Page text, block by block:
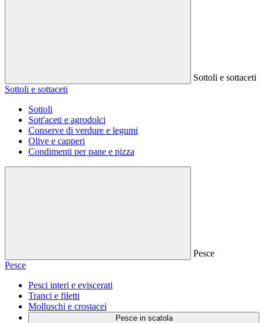
Sottoli e sottaceti
Sottoli e sottaceti
Sottoli
Sott'aceti e agrodolci
Conserve di verdure e legumi
Olive e capperi
Condimenti per pane e pizza
Pesce
Pesce
Pesci interi e eviscerati
Tranci e filetti
Molluschi e crostacei
Pesce in scatola